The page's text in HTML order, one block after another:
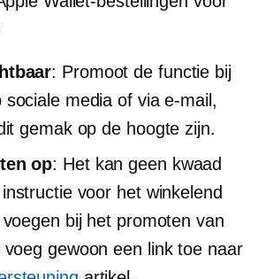
: Promoot de functie bij
sociale media of via e-mail,
gemak op de hoogte zijn.
op: Het kan geen kwaad
voor het winkelend
bij het promoten van
gewoon een link toe naar